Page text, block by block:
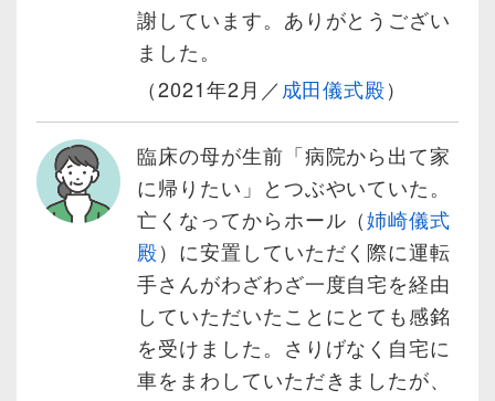
謝しています。ありがとうござい
ました。
（2021年2月／ 成田儀式殿）
臨床の母が生前「病院から出て家
に帰りたい」とつぶやいていた。
亡くなってからホール（姉崎儀式
殿）に安置していただく際に運転
手さんがわざわざ一度自宅を経由
していただいたことにとても感銘
を受けました。さりげなく自宅に
車をまわしていただきましたが、